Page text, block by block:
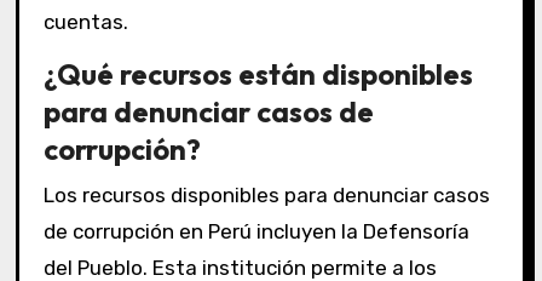
cuentas.
¿Qué recursos están disponibles
para denunciar casos de
corrupción?
Los recursos disponibles para denunciar casos
de corrupción en Perú incluyen la Defensoría
del Pueblo. Esta institución permite a los